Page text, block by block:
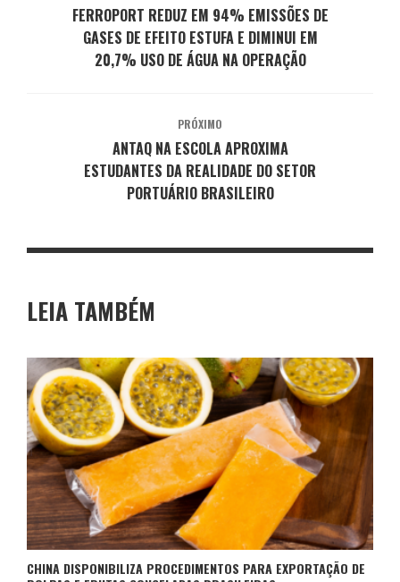
FERROPORT REDUZ EM 94% EMISSÕES DE
GASES DE EFEITO ESTUFA E DIMINUI EM
20,7% USO DE ÁGUA NA OPERAÇÃO
PRÓXIMO
ANTAQ NA ESCOLA APROXIMA
ESTUDANTES DA REALIDADE DO SETOR
PORTUÁRIO BRASILEIRO
LEIA TAMBÉM
CHINA DISPONIBILIZA PROCEDIMENTOS PARA EXPORTAÇÃO DE